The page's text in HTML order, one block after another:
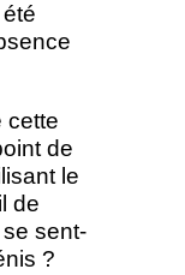
cette
de
le
de
sent-
?